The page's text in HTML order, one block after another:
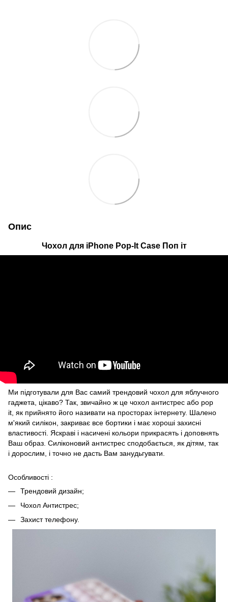
Опис
Чохол для iPhone Pop-It Case Поп іт
Ми підготували для Вас самий трендовий чохол для яблучного
гаджета, цікаво? Так, звичайно ж це чохол антистрес або pop
it, як прийнято його називати на просторах інтернету. Шалено
м'який силікон, закриває все бортики і має хороші захисні
властивості. Яскраві і насичені кольори прикрасять і доповнять
Ваш образ. Силіконовий антистрес сподобається, як дітям, так
і дорослим, і точно не дасть Вам занудьгувати.
Особливості :
Трендовий дизайн;
Чохол Антистрес;
Захист телефону.